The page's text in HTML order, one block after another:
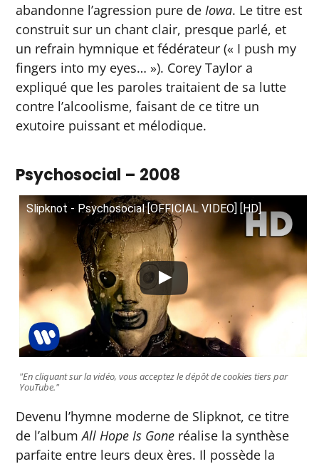
abandonne l’agression pure de Iowa. Le titre est
construit sur un chant clair, presque parlé, et
un refrain hymnique et fédérateur (« I push my
fingers into my eyes… »). Corey Taylor a
expliqué que les paroles traitaient de sa lutte
contre l’alcoolisme, faisant de ce titre un
exutoire puissant et mélodique.
Psychosocial – 2008
Slipknot - Psychosocial [OFFICIAL VIDEO] [HD]
"En cliquant sur la vidéo, vous acceptez le dépôt de cookies tiers par
YouTube."
Devenu l’hymne moderne de Slipknot, ce titre
de l’albumAll Hope Is Gone réalise la synthèse
parfaite entre leurs deux ères. Il possède la